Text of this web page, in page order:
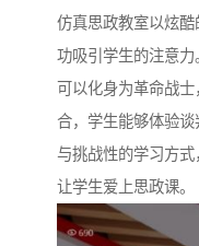
仿真思政教室以炫
功吸引学生的注意
可以化身为革命战
合，学生能够体验
与挑战性的学习方式
让学生爱上思政课。